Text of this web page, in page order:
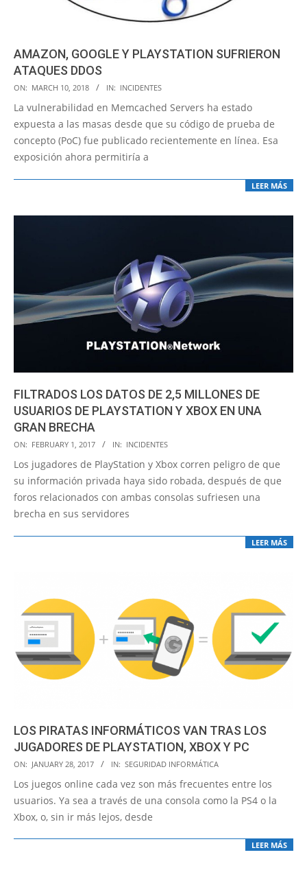
AMAZON, GOOGLE Y PLAYSTATION SUFRIERON
ATAQUES DDOS
2018-
03-
10
ON: MARCH 10, 2018 IN: INCIDENTES
La vulnerabilidad en Memcached Servers ha estado
expuesta a las masas desde que su código de prueba de
concepto (PoC) fue publicado recientemente en línea. Esa
exposición ahora permitiría a
LEER MÁS
FILTRADOS LOS DATOS DE 2,5 MILLONES DE
USUARIOS DE PLAYSTATION Y XBOX EN UNA
GRAN BRECHA
2017-
02-
01
ON: FEBRUARY 1, 2017 IN: INCIDENTES
Los jugadores de PlayStation y Xbox corren peligro de que
su información privada haya sido robada, después de que
foros relacionados con ambas consolas sufriesen una
brecha en sus servidores
LEER MÁS
LOS PIRATAS INFORMÁTICOS VAN TRAS LOS
JUGADORES DE PLAYSTATION, XBOX Y PC
2017-
01-
28
ON: JANUARY 28, 2017 IN: SEGURIDAD INFORMÁTICA
Los juegos online cada vez son más frecuentes entre los
usuarios. Ya sea a través de una consola como la PS4 o la
Xbox, o, sin ir más lejos, desde
LEER MÁS